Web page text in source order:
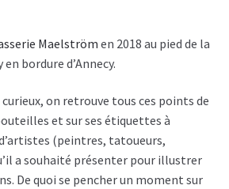
Maelström en 2018 au pied de la
bordure d’Annecy.
on retrouve tous ces points de
et sur ses étiquettes à
(peintres, tatoueurs,
a souhaité présenter pour illustrer
De quoi se pencher un moment sur